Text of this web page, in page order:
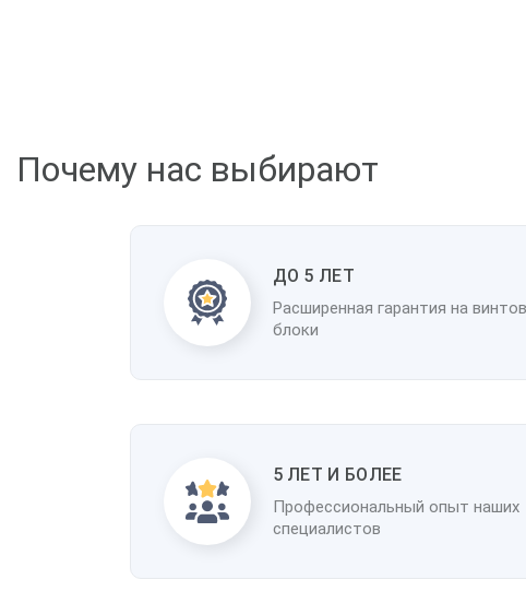
Почему нас выбирают
ДО 5 ЛЕТ
Расширенная гарантия на
блоки
5 ЛЕТ И БОЛЕЕ
Профессиональный опыт наших
специалистов